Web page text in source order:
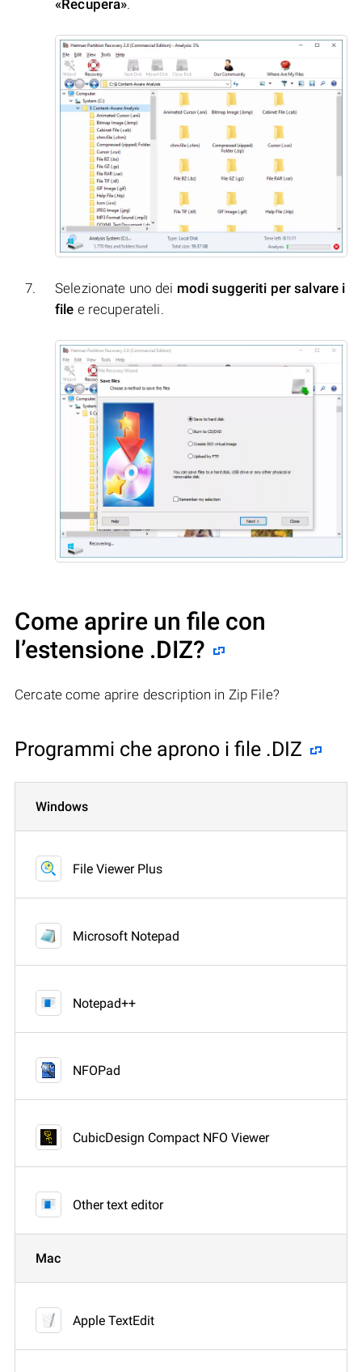
«Recupera».
Selezionate uno dei modi suggeriti per salvare i
file e recuperateli.
Come aprire un file con
l’estensione .DIZ?
Cercate come aprire description in Zip File?
Programmi che aprono i file .DIZ
Windows
File Viewer Plus
Microsoft Notepad
Notepad++
NFOPad
CubicDesign Compact NFO Viewer
Other text editor
Mac
Apple TextEdit